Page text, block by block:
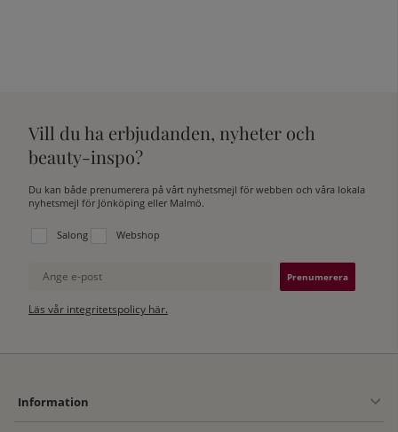
Vill du ha erbjudanden, nyheter och
beauty-inspo?
Du kan både prenumerera på vårt nyhetsmejl för webben och våra lokala
nyhetsmejl för Jönköping eller Malmö.
Välj vilken lista du vill prenumerera på:
Salong Webshop
Ange e-post
Läs vår integritetspolicy här.
Information